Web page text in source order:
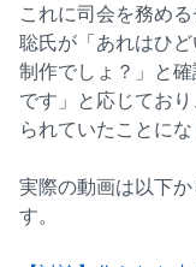
これに司会を務め
聡氏が「あれはひ
制作でしょ？」と
です」と応じてお
られていたことにな
実際の動画は以下
す。